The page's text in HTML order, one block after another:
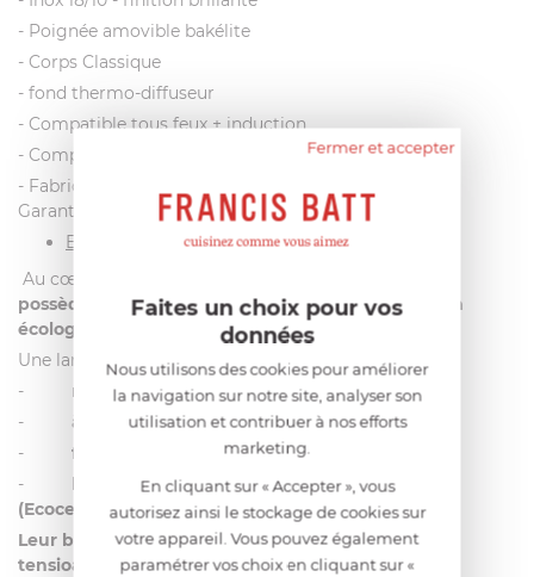
- Poignée amovible bakélite
- Corps Classique
- fond thermo-diffuseur
- Compatible tous feux + induction
- Compatible lave-vaisselle, four et grill
- Fabrication française, labélisée « Origine France
Garantie »
Entretien :
Au cœur des préoccupations de l’entreprise,
possède sa propre marque de produits d’entretien
écologique : RENOX
Une large gamme de produits :
- respectueux de l’environnement
- à
efficacité professionnelle
- fabriqués en France
- labellisés par des organismes indépendants
(Ecocert ou Ecolabel)
Leur biodégradabilité est optimale grâce aux
tensioactifs d’origine végétale et à un emballage
Fermer et accepter
Faites un choix pour vos
données
Nous utilisons des cookies pour améliorer
la navigation sur notre site, analyser son
utilisation et contribuer à nos efforts
marketing.
En cliquant sur « Accepter », vous
autorisez ainsi le stockage de cookies sur
votre appareil. Vous pouvez également
paramétrer vos choix en cliquant sur «